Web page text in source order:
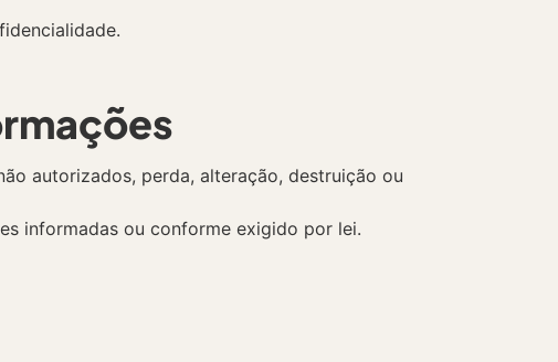
autorizados, perda, alteração, destruição ou
informadas ou conforme exigido por lei.